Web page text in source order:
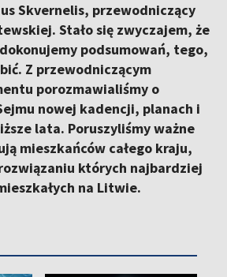
Skvernelis, przewodniczący
Stało się zwyczajem, że
podsumowań, tego,
Z przewodniczącym
porozmawialiśmy o
nowej kadencji, planach i
lata. Poruszyliśmy ważne
mieszkańców całego kraju,
których najbardziej
na Litwie.